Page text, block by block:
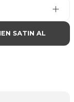
SATIN AL